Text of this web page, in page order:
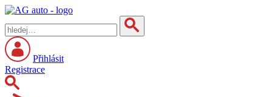
Přihlásit
Registrace